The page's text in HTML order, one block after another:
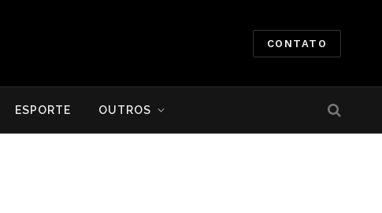
CONTATO
ESPORTE OUTROS